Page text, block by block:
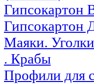
Гипсокартон
Гипсокартон
Маяки.
. Крабы
Профили для